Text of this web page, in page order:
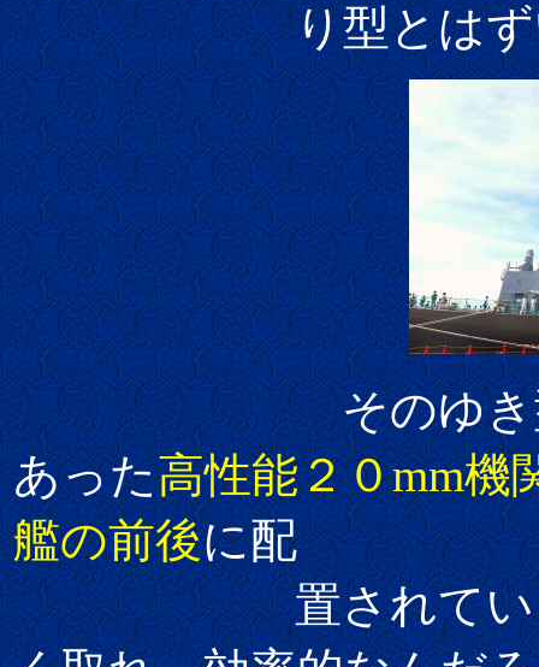
り型とはずいぶ
そのゆき型と
あった高性能２０mm機
艦の前後に配
置されています